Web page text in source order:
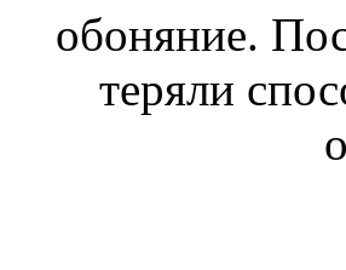
обоняние.
теряли